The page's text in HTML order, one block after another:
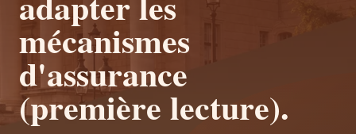
mécanismes
d'assurance
(première lecture).